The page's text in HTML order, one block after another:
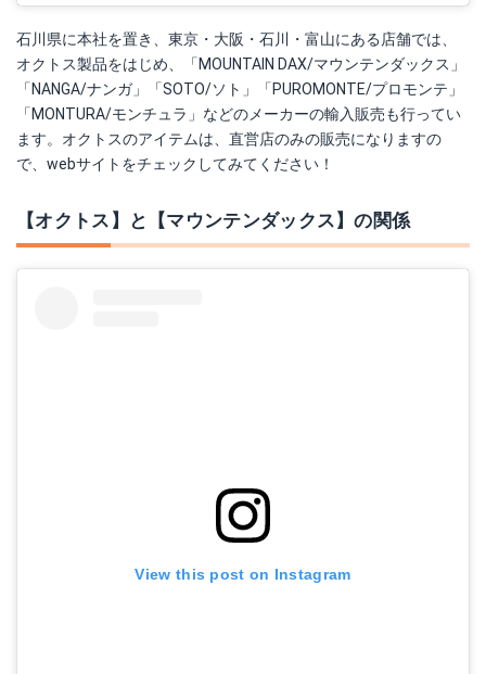
石川県に本社を置き、東京・大阪・石川・富山にある店舗では、
オクトス製品をはじめ、「MOUNTAIN DAX/マウンテンダックス」
「NANGA/ナンガ」「SOTO/ソト」「PUROMONTE/プロモンテ」
「MONTURA/モンチュラ」などのメーカーの輸入販売も行ってい
ます。オクトスのアイテムは、直営店のみの販売になりますの
で、webサイトをチェックしてみてください！
【オクトス】と【マウンテンダックス】の関係
View this post on Instagram